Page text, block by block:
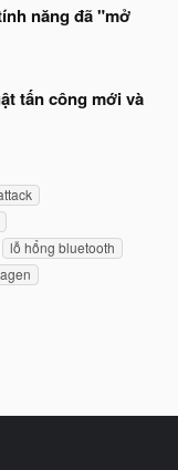
năng đã "mở
tấn công mới và
lỗ hổng bluetooth